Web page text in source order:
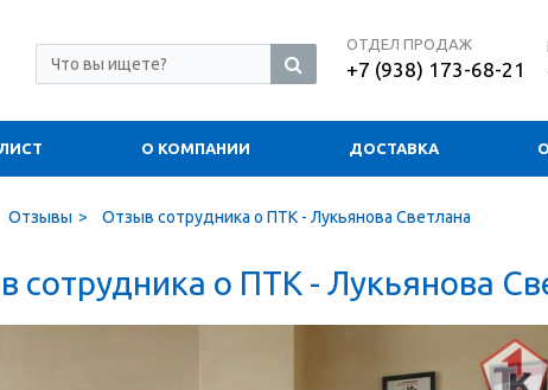
ОТДЕЛ ПРОДАЖ
+7 (938) 173-68-21
О КОМПАНИИ ДОСТАВКА
Отзывы Отзыв сотрудника о ПТК - Лукьянова Светлана
сотрудника о ПТК - Лукьянова